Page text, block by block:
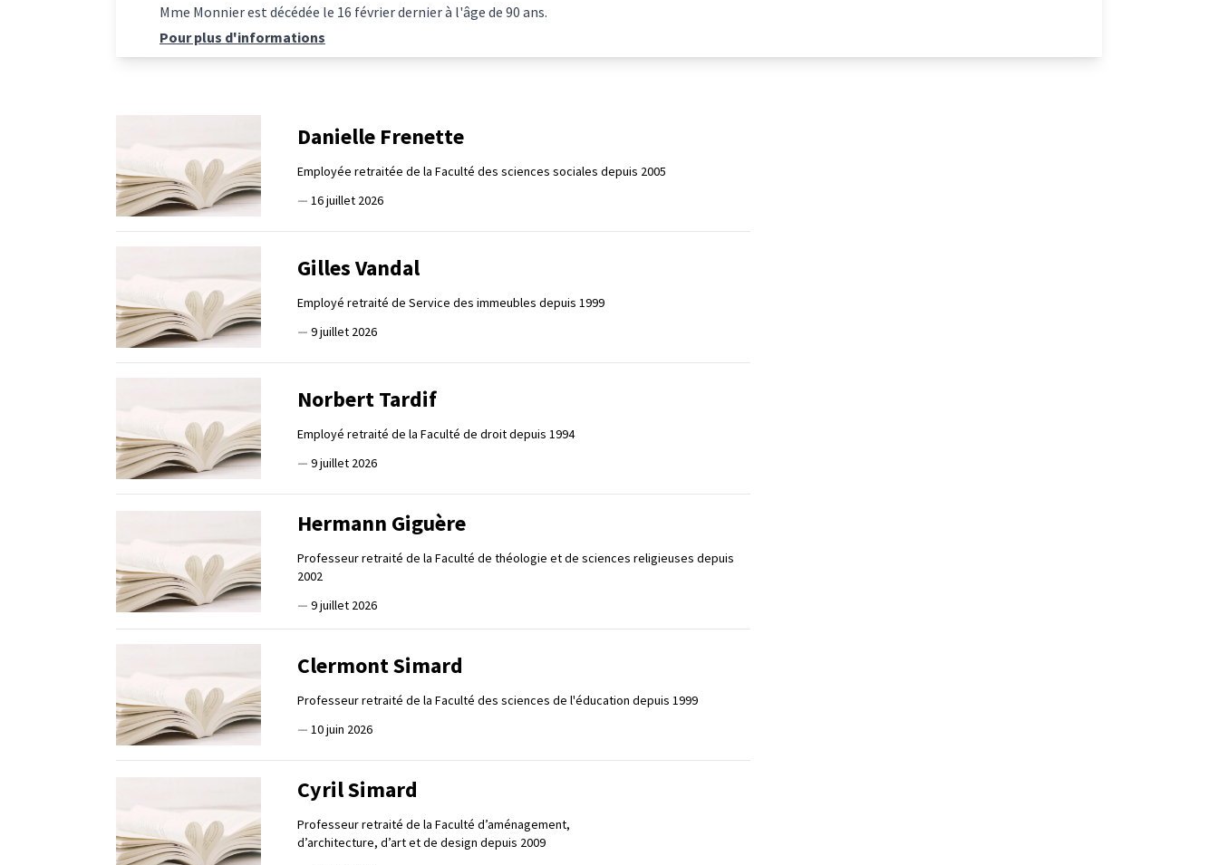
Mme Monnier est décédée le 16 février dernier à l'âge de 90 ans.
Pour plus d'informations
Danielle Frenette
Employée retraitée de la Faculté des sciences sociales depuis 2005
— 16 juillet 2026
Gilles Vandal
Employé retraité de Service des immeubles depuis 1999
— 9 juillet 2026
Norbert Tardif
Employé retraité de la Faculté de droit depuis 1994
— 9 juillet 2026
Hermann Giguère
Professeur retraité de la Faculté de théologie et de sciences religieuses depuis
2002
— 9 juillet 2026
Clermont Simard
Professeur retraité de la Faculté des sciences de l'éducation depuis 1999
— 10 juin 2026
Cyril Simard
Professeur retraité de la Faculté d’aménagement,
d’architecture, d’art et de design depuis 2009